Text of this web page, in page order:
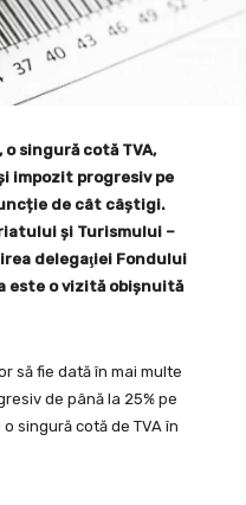
singură cotă TVA,
impozit progresiv pe
de cât câștigi.
şi Turismului –
delegaţiei Fondului
este o vizită obişnuită
să fie dată în mai multe
de până la 25% pe
singură cotă de TVA în